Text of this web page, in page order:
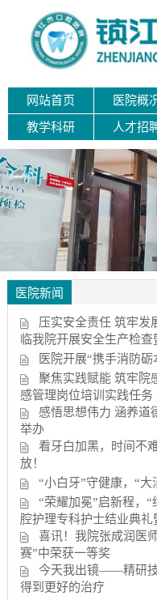
网站首页 医院概
教学科研 人才招
医院新闻
压实安全责任 筑牢
临我院开展安全生产检
医院开展“携手消防
聚焦实践赋能 筑牢
感管理岗位培训实践任务
感悟思想伟力 涵养
举办
看牙白加黑，时间不
放！
“小白牙”守健康，“大
“荣耀加冕”启新程，
腔护理专科护士结业典
喜讯！我院张成润医
赛”中荣获一等奖
今天我出镜——精研
得到更好的治疗